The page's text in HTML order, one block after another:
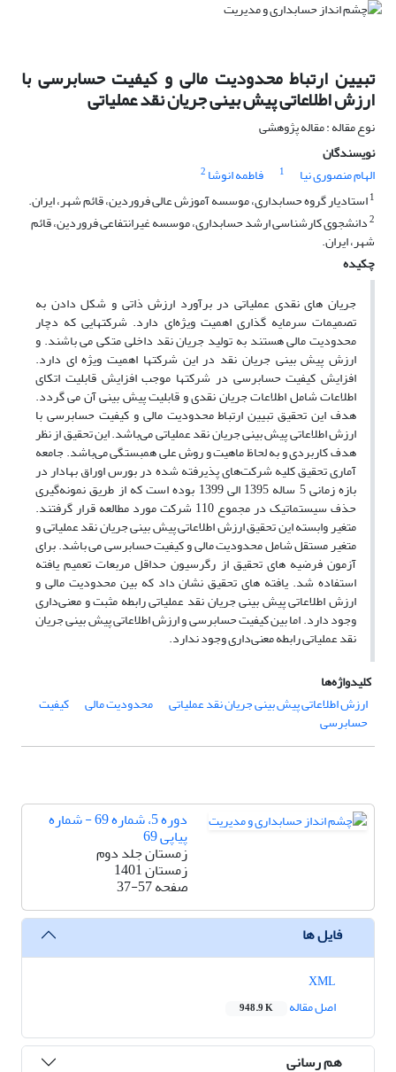
تبیین ارتباط محدودیت مالی و کیفیت حسابرسی با
ارزش اطلاعاتی پیش بینی جریان نقد عملیاتی
نوع مقاله : مقاله پژوهشی
نویسندگان
الهام منصوری نیا
1 فاطمه انوشا 2
1استادیار گروه حسابداری، موسسه آموزش عالی فروردین، قائم شهر، ایران.
2دانشجوی کارشناسی ارشد حسابداری، موسسه غیرانتفاعی فروردین، قائم
شهر، ایران.
چکیده
جریان های نقدی عملیاتی در برآورد ارزش ذاتی و شکل دادن به
تصمیمات سرمایه گذاری اهمیت ویژه‌ای دارد. شرکتهایی که دچار
محدودیت مالی هستند به تولید جریان نقد داخلی متکی می باشند. و
ارزش پیش بینی جریان نقد در این شرکتها اهمیت ویژه ای دارد.
افزایش کیفیت حسابرسی در شرکتها موجب افزایش قابلیت اتکای
اطلاعات شامل اطلاعات جریان نقدی و قابلیت پیش بینی آن می‌ گردد.
هدف این تحقیق تبیین ارتباط محدودیت مالی و کیفیت حسابرسی با
ارزش اطلاعاتی پیش بینی جریان نقد عملیاتی می‌باشد. این تحقیق از نظر
هدف کاربردی و به لحاظ ماهیت و روش علی همبستگی می‌باشد. جامعه
آماری تحقیق کلیه شرکت‌های پذیرفته شده در بورس اوراق بهادار در
بازه زمانی 5 ساله 1395 الی 1399 بوده است که از طریق نمونه‌گیری
حذف سیستماتیک در مجموع 110 شرکت مورد مطالعه قرار گرفتند.
متغیر وابسته این تحقیق ارزش اطلاعاتی پیش بینی جریان نقد عملیاتی و
متغیر مستقل شامل محدودیت مالی و کیفیت حسابرسی می باشد. برای
آزمون فرضیه های تحقیق از رگرسیون حداقل مربعات تعمیم یافته
استفاده شد. یافته های تحقیق نشان داد که بین محدودیت مالی و
ارزش اطلاعاتی پیش بینی جریان نقد عملیاتی رابطه مثبت و معنی‌داری
وجود دارد. اما بین کیفیت حسابرسی و ارزش اطلاعاتی پیش بینی جریان
نقد عملیاتی رابطه معنی‌داری وجود ندارد.
کلیدواژه‌ها
ارزش اطلاعاتی پیش بینی جریان نقد عملیاتی
محدودیت مالی کیفیت
حسابرسی
دوره 5، شماره 69 - شماره
پیاپی 69
زمستان جلد دوم
زمستان 1401
صفحه37-57
فایل ها
اصل مقاله
948.9 K
هم رسانی